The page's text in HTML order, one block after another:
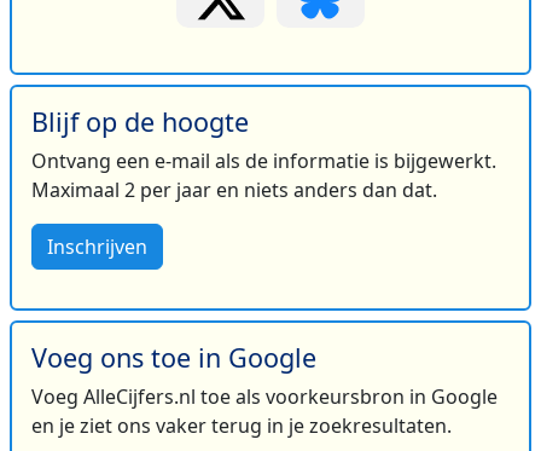
Blijf op de hoogte
Ontvang een e-mail als de informatie is bijgewerkt.
Maximaal 2 per jaar en niets anders dan dat.
Inschrijven
Voeg ons toe in Google
Voeg AlleCijfers.nl toe als voorkeursbron in Google
en je ziet ons vaker terug in je zoekresultaten.